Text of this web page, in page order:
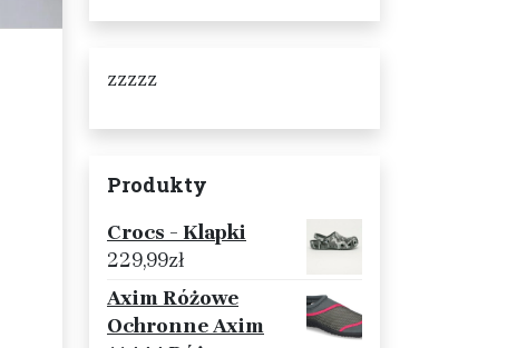
zzzzz
Produkty
Crocs - Klapki
229,99zł
Axim Różowe
Ochronne Axim